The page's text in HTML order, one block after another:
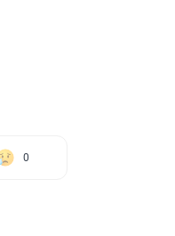
0